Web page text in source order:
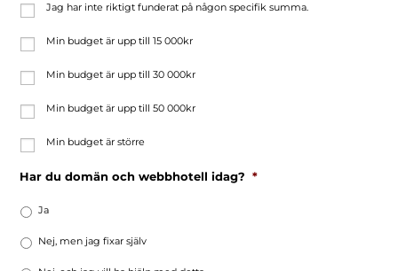
Jag har inte riktigt funderat på någon specifik summa.
Min budget är upp till 15 000kr
Min budget är upp till 30 000kr
Min budget är upp till 50 000kr
Min budget är större
Har du domän och webbhotell idag? *
Ja
Nej, men jag fixar själv